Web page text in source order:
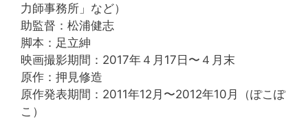
力師事務所」など）
助監督：松浦健志
脚本：足立紳
映画撮影期間：2017年４月17日〜４月末
原作：押見修造
原作発表期間：2011年12月〜2012年10月（ぽこぽ
こ）